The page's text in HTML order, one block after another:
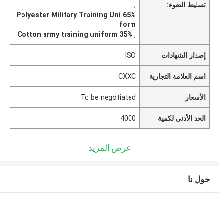
تسليط الضوء:
,
65% Polyester Military Training Uni
form
,
35% Cotton army training uniform
إصدار الشهادات ISO
اسم العلامة التجارية CXXC
الأسعار To be negotiated
الحد الأدنى لكمية 4000
عرض المزيد
حول نا